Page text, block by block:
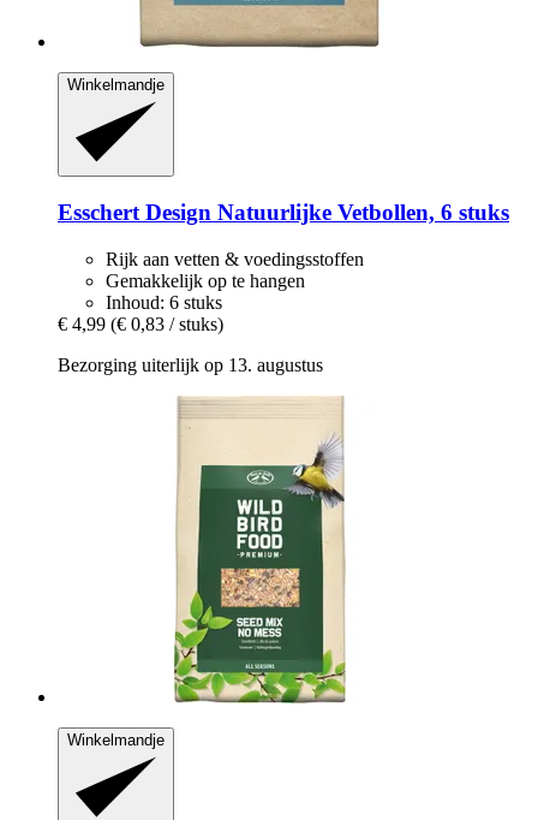
Winkelmandje
Esschert Design Natuurlijke Vetbollen, 6 stuks
Rijk aan vetten & voedingsstoffen
Gemakkelijk op te hangen
Inhoud: 6 stuks
€ 4,99 (€ 0,83 / stuks)
Bezorging uiterlijk op 13. augustus
Winkelmandje